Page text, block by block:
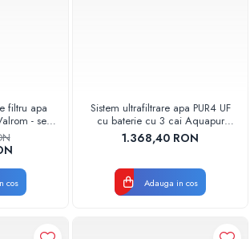
filtru apa
- set
apa
cos
Sistem ultrafiltrare apa PUR4 UF
cu baterie cu 3 cai Aquapur
Valhoh Valrom
AQUA04420411121
1.368,40 RON
Adauga in cos